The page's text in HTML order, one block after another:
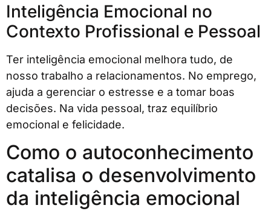
Inteligência Emocional no
Contexto Profissional e Pessoal
Ter inteligência emocional melhora tudo, de
nosso trabalho a relacionamentos. No emprego,
ajuda a gerenciar o estresse e a tomar boas
decisões. Na vida pessoal, traz equilíbrio
emocional e felicidade.
Como o autoconhecimento
catalisa o desenvolvimento
da inteligência emocional